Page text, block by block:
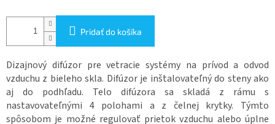
Pridať do košíka
Dizajnový difúzor pre vetracie systémy na prívod a odvod
vzduchu z bieleho skla. Difúzor je inštalovateľný do steny ako
aj do podhľadu. Telo difúzora sa skladá z rámu s
nastavovateľnými 4 polohami a z čelnej krytky. Týmto
spôsobom je možné regulovať prietok vzduchu alebo úplne